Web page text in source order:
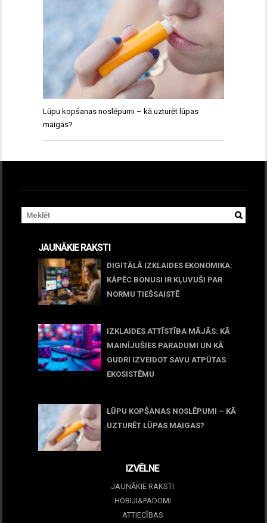
Lūpu kopšanas noslēpumi – kā uzturēt lūpas
maigas?
JAUNĀKIE RAKSTI
DIGITĀLĀ IZKLAIDES EKONOMIKA:
KĀPĒC BONUSI IR KĻUVUŠI PAR
NORMU TIEŠSAISTĒ
IZKLAIDES ATTĪSTĪBA MĀJĀS: KĀ
MAINĪJUŠIES PARADUMI UN KĀ
GUDRI IZVEIDOT SAVU ATPŪTAS
EKOSISTĒMU
LŪPU KOPŠANAS NOSLĒPUMI – KĀ
UZTURĒT LŪPAS MAIGAS?
IZVĒLNE
JAUNĀKIE RAKSTI
HOBIJI&PADOMI
ATTIECĪBAS